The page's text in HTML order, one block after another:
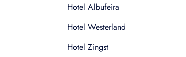
Hotel Albufeira
Hotel Westerland
Hotel Zingst